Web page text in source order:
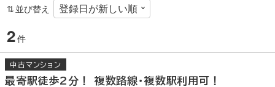
並び替え
2件
中古マンション
最寄駅徒歩2分！ 複数路線・複数駅利用可！